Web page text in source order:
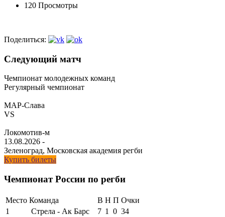
120 Просмотры
Поделиться:
Следующий матч
Чемпионат молодежных команд
Регулярный чемпионат
МАР-Слава
VS
Локомотив-м
13.08.2026 -
Зеленоград, Московская академия регби
Купить билеты
Чемпионат России по регби
Место Команда В Н П Очки
1
Стрела - Ак Барс 7 1 0 34